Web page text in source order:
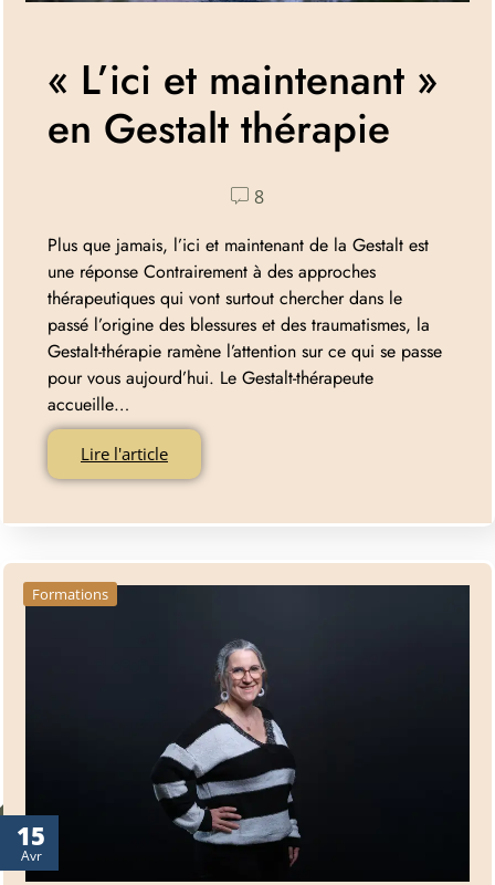
« L’ici et maintenant »
en Gestalt thérapie
8
Plus que jamais, l’ici et maintenant de la Gestalt est
une réponse Contrairement à des approches
thérapeutiques qui vont surtout chercher dans le
passé l’origine des blessures et des traumatismes, la
Gestalt-thérapie ramène l’attention sur ce qui se passe
pour vous aujourd’hui. Le Gestalt-thérapeute
accueille…
Lire l'article
15
Avr
Formations